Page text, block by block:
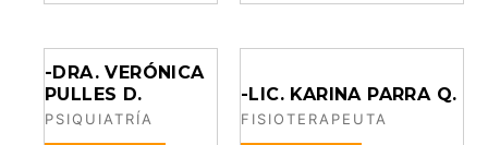
-DRA. VERÓNICA
PULLES D.
PSIQUIATRÍA
-LIC. KARINA PARRA Q.
FISIOTERAPEUTA